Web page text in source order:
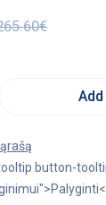
€
button-